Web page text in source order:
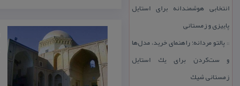
انتخابی هوشمندانه برای استایل
پاییزی و زمستانی
:: پالتو مردانه؛ راهنمای خرید، مدل‌ها
و ست‌كردن برای یك استایل
زمستانی شیك